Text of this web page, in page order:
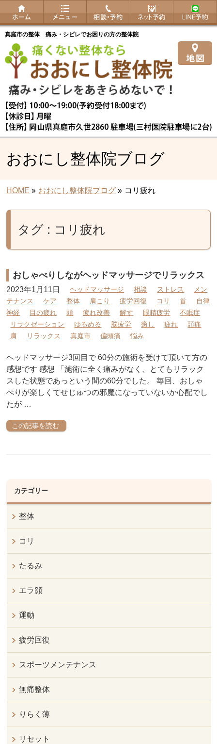
真庭市の整体 痛み・シビレでお困りの方の整体院
おおにし整体院ブログ
HOME » おおにし整体院ブログ » コリ疲れ
タグ : コリ疲れ
おしゃべりしながヘッドマッサージでリラックス
2023年1月11日 ヘッドマッサージ 相談 ストレス
メン
テナンス
ケア 整体 肩こり 疲労回復 コリ 首
自律
神経
目の疲れ 頭 疲れ改善 解す 眼精疲労
不眠症
リラクゼーション
ゆるめる 脳疲労 癒し 疲れ
頭痛
肩
リラックス 真庭市 偏頭痛 悩み
ヘッドマッサージ3回目で 60分の施術を受けて頂いて方の
感想です 感想 「施術に全く痛みがなく、とてもリラック
スした状態であっという間の60分でした。 毎回、おしゃ
べりが楽しくてせじゅつの邪魔になっていないか心配でし
たが …
この記事を読む
カテゴリー
整体
コリ
たるみ
エラ顔
運動
疲労回復
スポーツメンテナンス
無痛整体
りらく薄
リセット